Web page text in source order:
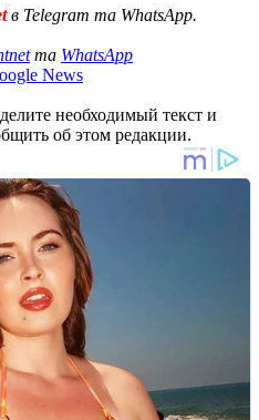
в Telegram та WhatsApp.
та WhatsApp
News
необходимый текст и
об этом редакции.